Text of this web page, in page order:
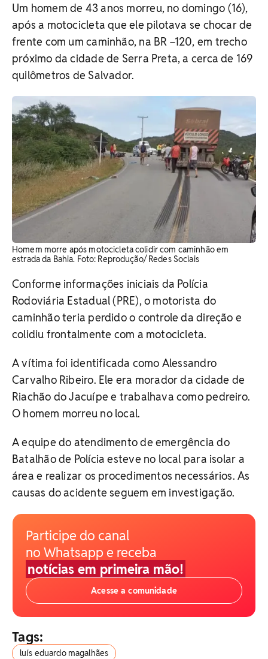
Um homem de 43 anos morreu, no domingo (16),
após a motocicleta que ele pilotava se chocar de
frente com um caminhão, na BR −120, em trecho
próximo da cidade de Serra Preta, a cerca de 169
quilômetros de Salvador.
Homem morre após motocicleta colidir com caminhão em
estrada da Bahia. Foto: Reprodução/ Redes Sociais
Conforme informações iniciais da Polícia
Rodoviária Estadual (PRE), o motorista do
caminhão teria perdido o controle da direção e
colidiu frontalmente com a motocicleta.
A vítima foi identificada como Alessandro
Carvalho Ribeiro. Ele era morador da cidade de
Riachão do Jacuípe e trabalhava como pedreiro.
O homem morreu no local.
A equipe do atendimento de emergência do
Batalhão de Polícia esteve no local para isolar a
área e realizar os procedimentos necessários. As
causas do acidente seguem em investigação.
Participe do canal
no Whatsapp e receba
notícias em primeira mão!
Acesse a comunidade
Tags:
luís eduardo magalhães